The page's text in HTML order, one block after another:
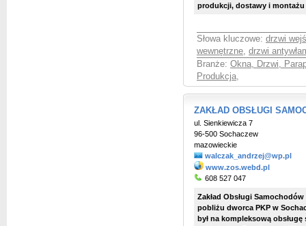
produkcji, dostawy i montażu
Słowa kluczowe: drzwi
wewnętrzne, drzwi
Branże: Okna, Drzwi,
Produkcja,
ZAKŁAD OBSŁUGI
ul. Sienkiewicza 7
96-500 Sochaczew
mazowieckie
walczak_andrzej@wp.pl
www.zos.webd.pl
608 527 047
Zakład Obsługi
pobliżu dworca PKP w
był na kompleksową